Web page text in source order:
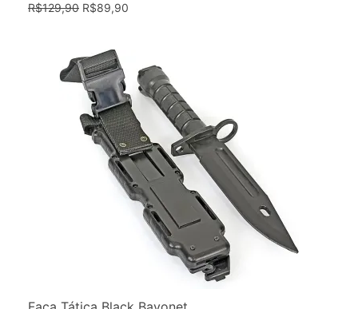
R$129,90 R$89,90